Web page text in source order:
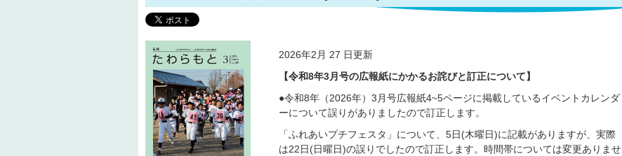
2026年2月 27 日更新
【令和8年3月号の広報紙にかかるお詫びと訂正について】
●令和8年（2026年）3月号広報紙4~5ページに掲載しているイベントカレンダ
ーについて誤りがありましたので訂正します。
「ふれあいプチフェスタ」について、5日(木曜日)に記載がありますが、実際
は22日(日曜日)の誤りでしたので訂正します。時間帯については変更ありませ